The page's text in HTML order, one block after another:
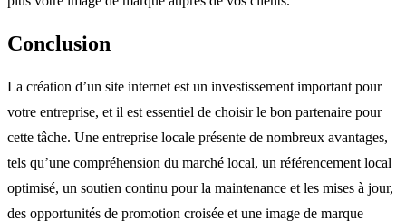
Conclusion
La création d’un site internet est un investissement important pour
votre entreprise, et il est essentiel de choisir le bon partenaire pour
cette tâche. Une entreprise locale présente de nombreux avantages,
tels qu’une compréhension du marché local, un référencement local
optimisé, un soutien continu pour la maintenance et les mises à jour,
des opportunités de promotion croisée et une image de marque